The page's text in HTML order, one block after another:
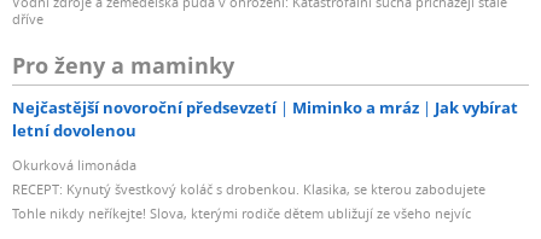
dříve
Pro ženy a maminky
Nejčastější novoroční předsevzetí Miminko a mráz
Jak vybírat
letní dovolenou
Okurková limonáda
RECEPT: Kynutý švestkový koláč s drobenkou. Klasika, se kterou zabodujete
Tohle nikdy neříkejte! Slova, kterými rodiče dětem ubližují ze všeho nejvíc